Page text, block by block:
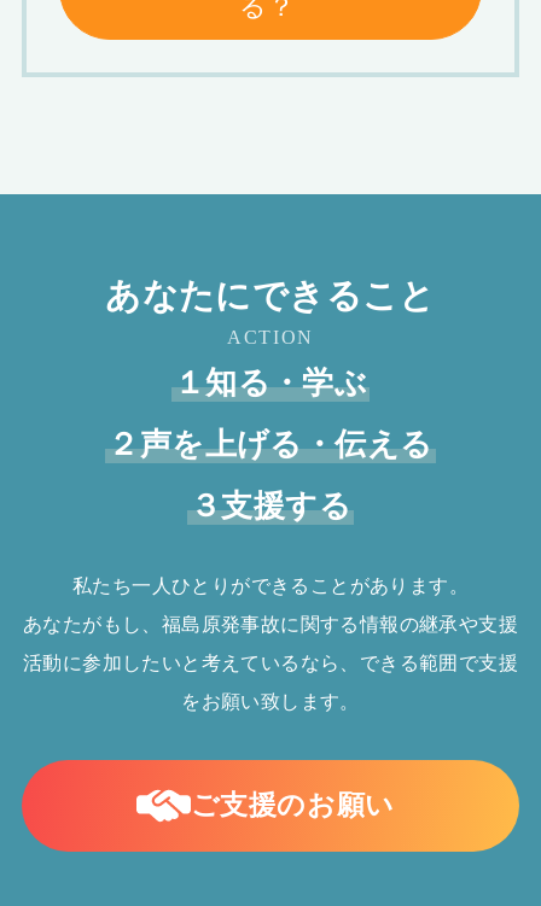
る？
あなたにできること
ACTION
１知る・学ぶ
２声を上げる・伝える
３支援する
私たち一人ひとりができることがあります。
あなたがもし、福島原発事故に関する情報の継承や支援
活動に参加したいと考えているなら、できる範囲で支援
をお願い致します。
ご支援のお願い